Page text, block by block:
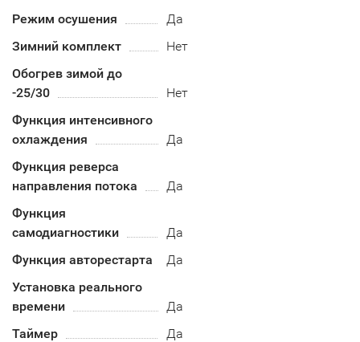
Режим осушения
Да
Зимний комплект
Нет
Обогрев зимой до
-25/30
Нет
Функция интенсивного
охлаждения
Да
Функция реверса
направления потока
Да
Функция
самодиагностики
Да
Функция авторестарта
Да
Установка реального
времени
Да
Таймер
Да